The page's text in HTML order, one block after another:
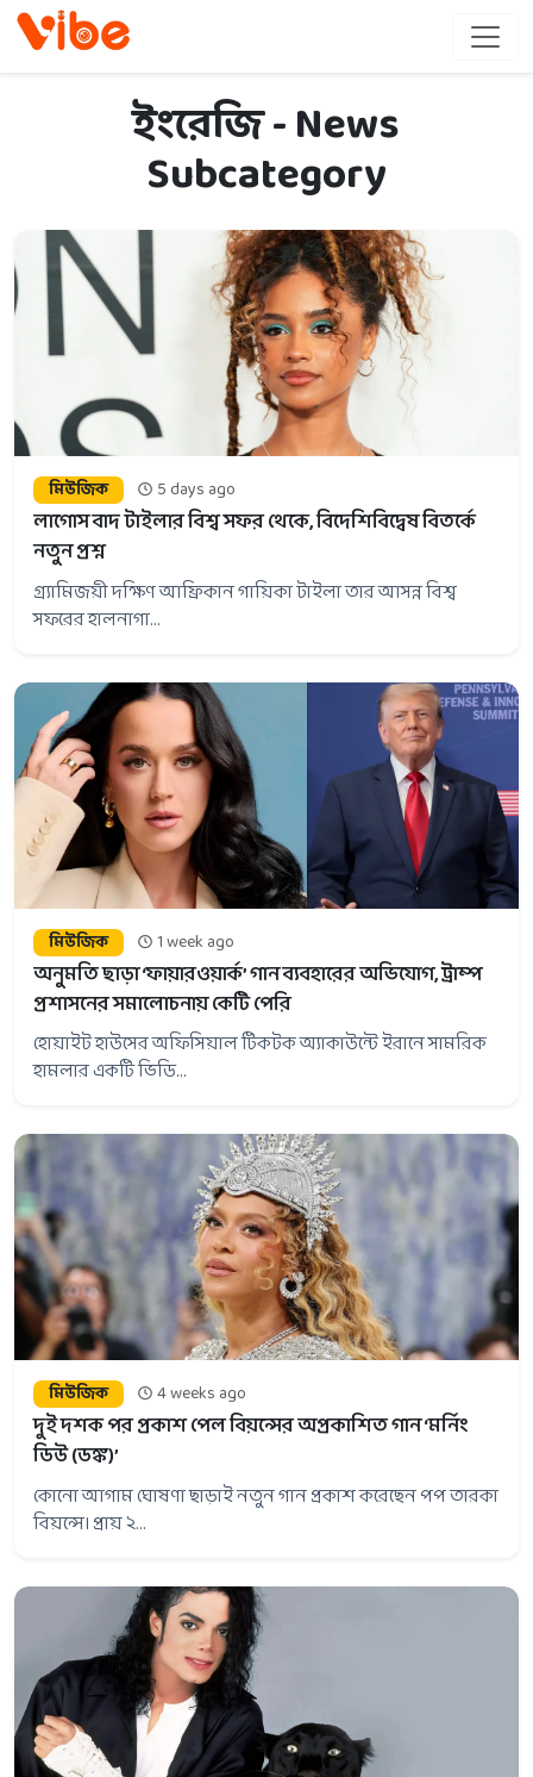
ইংরেজি - News
Subcategory
মিউজিক 5 days ago
লাগোস বাদ টাইলার বিশ্ব সফর থেকে, বিদেশিবিদ্বেষ বিতর্কে
নতুন প্রশ্ন
গ্র্যামিজয়ী দক্ষিণ আফ্রিকান গায়িকা টাইলা তার আসন্ন বিশ্ব
সফরের হালনাগা...
মিউজিক 1 week ago
অনুমতি ছাড়া ‘ফায়ারওয়ার্ক’ গান ব্যবহারের অভিযোগ, ট্রাম্প
প্রশাসনের সমালোচনায় কেটি পেরি
হোয়াইট হাউসের অফিসিয়াল টিকটক অ্যাকাউন্টে ইরানে সামরিক
হামলার একটি ভিডি...
মিউজিক 4 weeks ago
দুই দশক পর প্রকাশ পেল বিয়ন্সের অপ্রকাশিত গান ‘মর্নিং
ডিউ (ডঙ্ক)’
কোনো আগাম ঘোষণা ছাড়াই নতুন গান প্রকাশ করেছেন পপ তারকা
বিয়ন্সে। প্রায় ২...